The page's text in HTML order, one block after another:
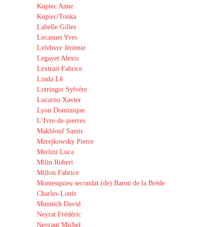
Kupiec Anne
Kupiec/Tonka
Labelle Gilles
Lecanuet Yves
Lefebvre Jérémie
Legayet Alexis
Lextrait Fabrice
Linda Lê
Lotringer Sylvère
Lucarno Xavier
Lyon Dominique
L’Ivre-de-pierres
Makhlouf Samir
Merejkowsky Pierre
Merlini Luca
Milin Robert
Millon Fabrice
Montesquieu secondat (de) Baron de la Brède
Charles-Louis
Munnich David
Neyrat Frédéric
Neyraut Michel